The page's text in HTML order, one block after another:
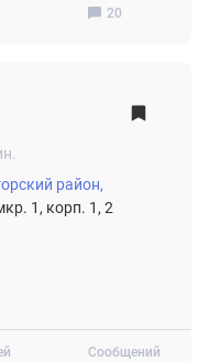
20
Сообщений
район,
1, корп. 1, 2